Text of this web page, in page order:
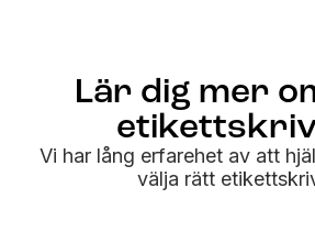
Lär dig mer
Vi har lång erfarehet av att
välja rätt